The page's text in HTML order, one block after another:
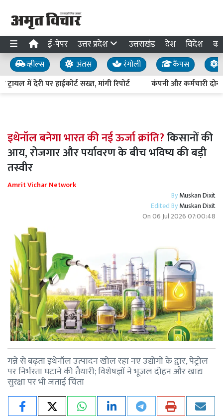
ई-पेपर उत्तर प्रदेश उत्तराखंड देश विदेश
व्हील्स अंतस रंगोली कैंपस
में देरी पर हाईकोर्ट सख्त, मांगी रिपोर्ट
कंपनी और कर्मचारी
इथेनॉल बनेगा भारत की नई ऊर्जा क्रांति?किसानों की
आय, रोजगार और पर्यावरण के बीच भविष्य की बड़ी
तस्वीर
Amrit Vichar Network
ByMuskan Dixit
Edited ByMuskan Dixit
On06 Jul 2026 07:00:48
गन्ने से बढ़ता इथेनॉल उत्पादन खोल रहा नए उद्योगों के द्वार, पेट्रोल
पर निर्भरता घटाने की तैयारी; विशेषज्ञों ने भूजल दोहन और खाद्य
सुरक्षा पर भी जताई चिंता